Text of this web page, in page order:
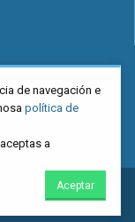
Miguel Ferro Caaveiro
de navegación e
política de
a
Aceptar